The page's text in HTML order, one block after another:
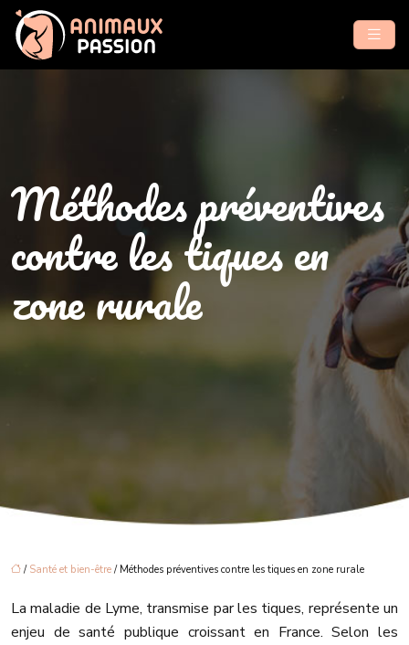
Méthodes préventives
contre les tiques en
zone rurale
/ Santé et bien-être / Méthodes préventives contre les tiques en zone rurale
La maladie de Lyme, transmise par les tiques, représente un
enjeu de santé publique croissant en France. Selon les